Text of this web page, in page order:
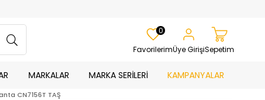
Favorilerim
0
Üye GirişiSepetim
MARKALAR MARKA SERİLERİ KAMPANYALAR
CN7156T TAŞ